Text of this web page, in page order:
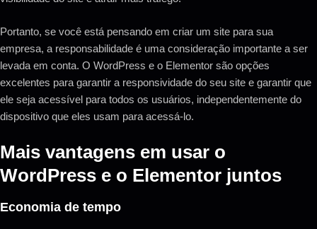
Portanto, se você está pensando em criar um site para sua
empresa, a responsabilidade é uma consideração importante a ser
levada em conta. O WordPress e o Elementor são opções
excelentes para garantir a responsividade do seu site e garantir que
ele seja acessível para todos os usuários, independentemente do
dispositivo que eles usam para acessá-lo.
Mais vantagens em usar o
WordPress e o Elementor juntos
Economia de tempo